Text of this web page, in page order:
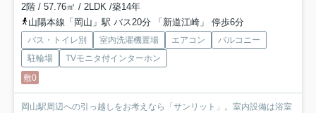
2階 / 57.76㎡ / 2LDK /築14年
山陽本線「岡山」駅 バス20分 「新道江崎」 停歩6分
バス・トイレ別 室内洗濯機置場 エアコン
バルコニー
駐輪場
TVモニタ付インターホン
敷0
岡山駅周辺への引っ越しをお考えなら「サンリット」。室内設備は浴室